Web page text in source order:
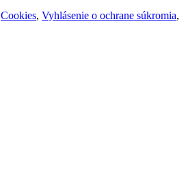
Cookies, Vyhlásenie o ochrane súkromia,